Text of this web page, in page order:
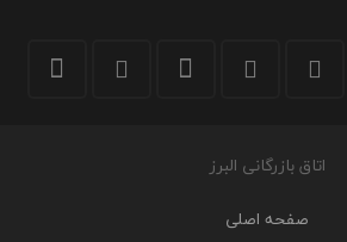
اتاق بازرگانی البرز
صفحه اصلی